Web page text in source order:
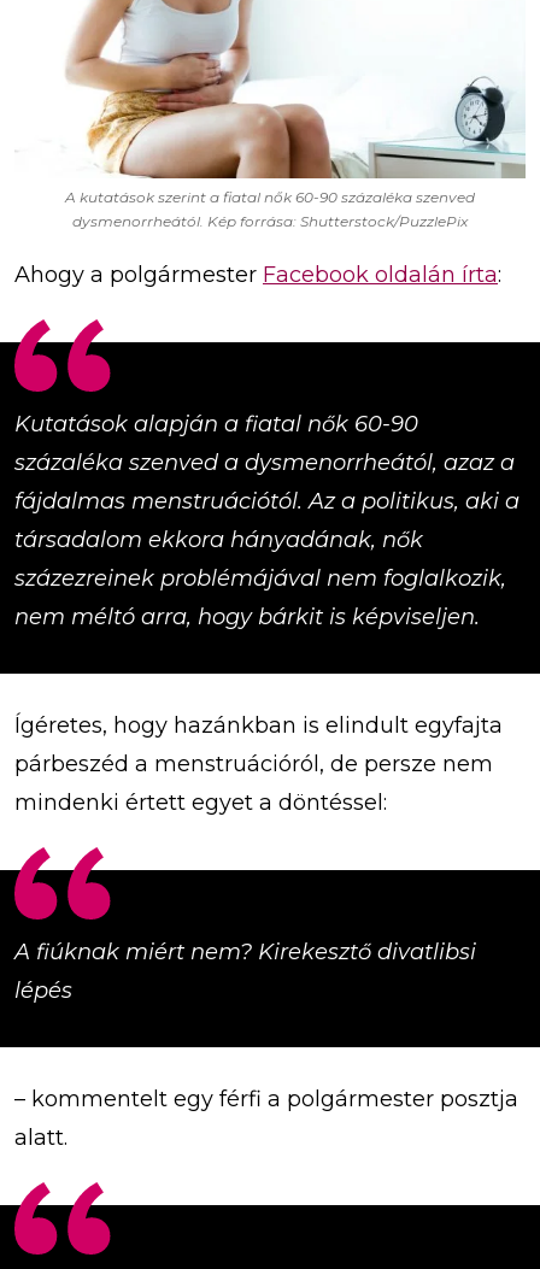
A kutatások szerint a fiatal nők 60-90 százaléka szenved
dysmenorrheától. Kép forrása: Shutterstock/PuzzlePix
Ahogy a polgármester Facebook oldalán írta:
Kutatások alapján a fiatal nők 60-90
százaléka szenved a dysmenorrheától, azaz a
fájdalmas menstruációtól. Az a politikus, aki a
társadalom ekkora hányadának, nők
százezreinek problémájával nem foglalkozik,
nem méltó arra, hogy bárkit is képviseljen.
Ígéretes, hogy hazánkban is elindult egyfajta
párbeszéd a menstruációról, de persze nem
mindenki értett egyet a döntéssel:
A fiúknak miért nem? Kirekesztő divatlibsi
lépés
– kommentelt egy férfi a polgármester posztja
alatt.